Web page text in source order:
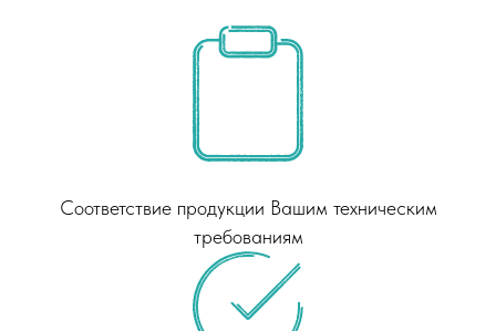
Соответствие продукции Вашим техническим
требованиям